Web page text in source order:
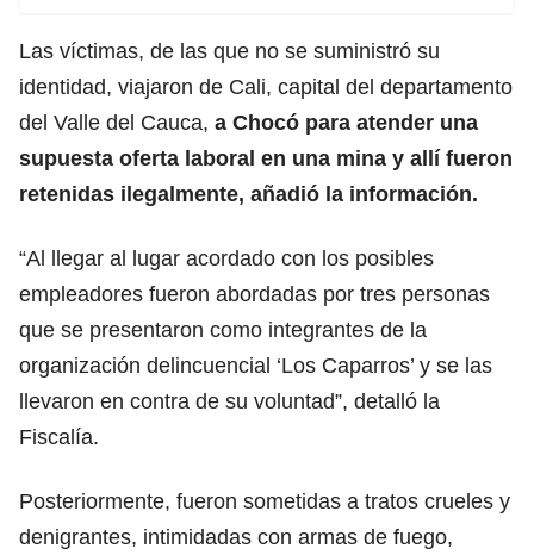
Las víctimas, de las que no se suministró su
identidad, viajaron de Cali, capital del departamento
del Valle del Cauca, a Chocó para atender una
supuesta oferta laboral en una mina y allí fueron
retenidas ilegalmente, añadió la información.
“Al llegar al lugar acordado con los posibles
empleadores fueron abordadas por tres personas
que se presentaron como integrantes de la
organización delincuencial ‘Los Caparros’ y se las
llevaron en contra de su voluntad”, detalló la
Fiscalía.
Posteriormente, fueron sometidas a tratos crueles y
denigrantes, intimidadas con armas de fuego,